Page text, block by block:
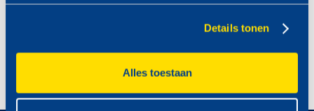
Details tonen
Alles toestaan